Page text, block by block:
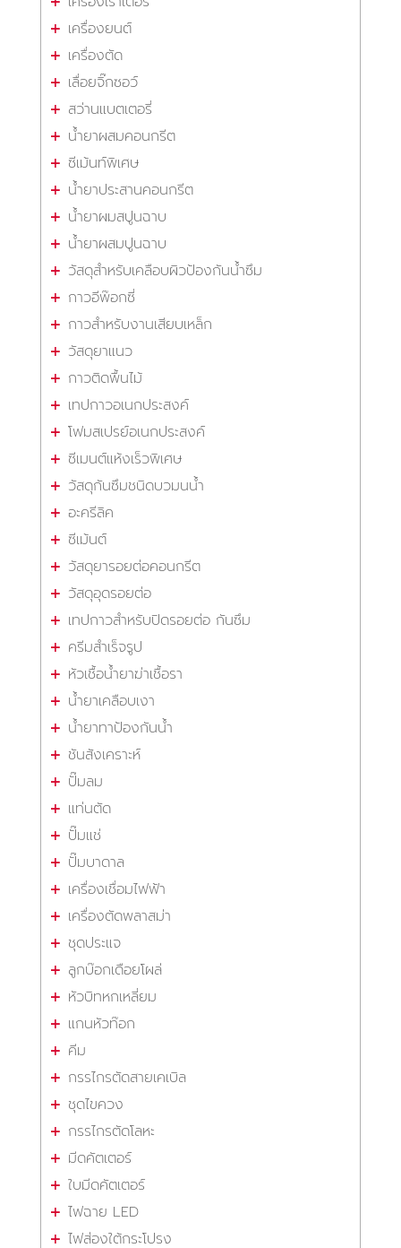
เครื่องยนต์
เครื่องตัด
เลื่อยจิ๊กซอว์
สว่านแบตเตอรี่
น้ำยาผสมคอนกรีต
ซีเม้นท์พิเศษ
น้ำยาประสานคอนกรีต
น้ำยาผมสปูนฉาบ
น้ำยาผสมปูนฉาบ
วัสดุสำหรับเคลือบผิวป้องกันน้ำซึม
กาวอีพ๊อกซี่
กาวสำหรับงานเสียบเหล็ก
วัสดุยาแนว
กาวติดพื้นไม้
เทปกาวอเนกประสงค์
โฟมสเปรย์อเนกประสงค์
ซีเมนต์แห้งเร็วพิเศษ
วัสดุกันซึมชนิดบวมนน้ำ
อะครีลิค
ซีเม้นต์
วัสดุยารอยต่อคอนกรีต
วัสดุอุดรอยต่อ
เทปกาวสำหรับปิดรอยต่อ กันซึม
ครีมสำเร็จรูป
หัวเชื้อน้ำยาฆ่าเชื้อรา
น้ำยาเคลือบเงา
น้ำยาทาป้องกันน้ำ
ชันสังเคราะห์
ปั๊มลม
แท่นตัด
ปั๊มแช่
ปั๊มบาดาล
เครื่องเชื่อมไฟฟ้า
เครื่องตัดพลาสม่า
ชุดประแจ
ลูกบ๊อกเดือยโผล่
หัวบิทหกเหลี่ยม
แกนหัวท๊อก
คีม
กรรไกรตัดสายเคเบิล
ชุดไขควง
กรรไกรตัดโลหะ
มีดคัตเตอร์
ใบมีดคัตเตอร์
ไฟฉาย LED
ไฟส่องใต้กระโปรง